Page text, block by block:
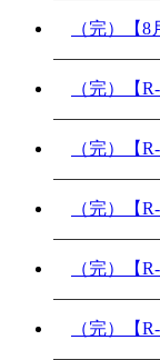
（完）【
（完）【
（完）【
（完）【
（完）【
（完）【